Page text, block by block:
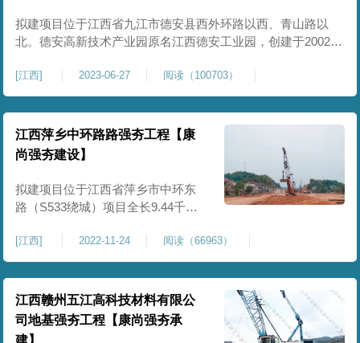
拟建项目位于江西省九江市德安县西外环路以西、青山路以
北。德安高新技术产业园原名江西德安工业园，创建于2002年
发展，园区已开发面积达20平方公里，远期规划面积86平方公
里。正火热开工建设的2023年标准厂房及配套基础设
[江西] 2023-06-27 阅读（100703）
江西萍乡中环路路强夯工程【康
尚强夯建设】
拟建项目位于江西省萍乡市中环东
路（S533绕城）项目全长9.44千
内，走向由北至南，起于安源区白
源街萍乡卫校以西附近，与中环北
路径直相接，终于安源镇安源村杉
湾里附近，与中环南路顺接。全线
共设2座桥梁，9座分离立交桥，1座
隧道，全线新建电力照明管线、
[江西] 2022-11-24 阅读（66963）
江西赣州五江高科技材料有限公
司地基强夯工程【康尚强夯承
建】